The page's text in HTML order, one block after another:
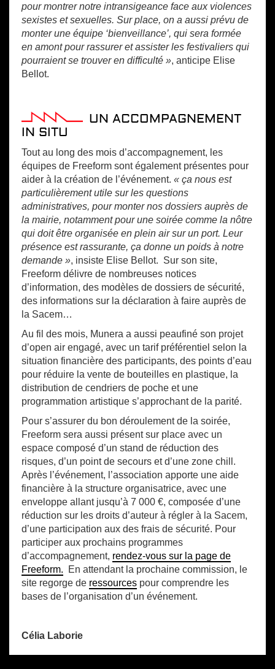
pour montrer notre intransigeance face aux violences
sexistes et sexuelles. Sur place, on a aussi prévu de
monter une équipe ‘bienveillance’, qui sera formée
en amont pour rassurer et assister les festivaliers qui
pourraient se trouver en difficulté », anticipe Elise
Bellot.
UN ACCOMPAGNEMENT
IN SITU
Tout au long des mois d’accompagnement, les
équipes de Freeform sont également présentes pour
aider à la création de l’événement. « ça nous est
particulièrement utile sur les questions
administratives, pour monter nos dossiers auprès de
la mairie, notamment pour une soirée comme la nôtre
qui doit être organisée en plein air sur un port. Leur
présence est rassurante, ça donne un poids à notre
demande », insiste Elise Bellot. Sur son site,
Freeform délivre de nombreuses notices
d’information, des modèles de dossiers de sécurité,
des informations sur la déclaration à faire auprès de
la Sacem…
Au fil des mois, Munera a aussi peaufiné son projet
d’open air engagé, avec un tarif préférentiel selon la
situation financière des participants, des points d’eau
pour réduire la vente de bouteilles en plastique, la
distribution de cendriers de poche et une
programmation artistique s’approchant de la parité.
Pour s’assurer du bon déroulement de la soirée,
Freeform sera aussi présent sur place avec un
espace composé d’un stand de réduction des
risques, d’un point de secours et d’une zone chill.
Après l’événement, l’association apporte une aide
financière à la structure organisatrice, avec une
enveloppe allant jusqu’à 7 000 €, composée d’une
réduction sur les droits d’auteur à régler à la Sacem,
d’une participation aux des frais de sécurité. Pour
participer aux prochains programmes
d’accompagnement, rendez-vous sur la page de
Freeform. En attendant la prochaine commission, le
site regorge de ressources pour comprendre les
bases de l’organisation d’un événement.
Célia Laborie